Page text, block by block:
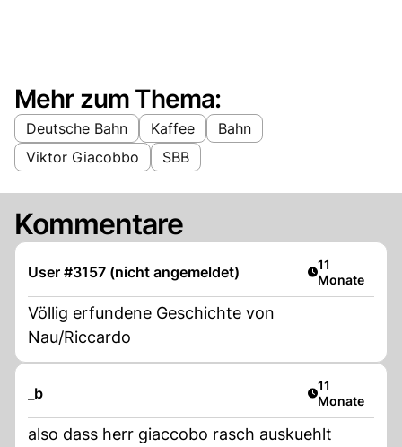
Mehr zum Thema:
Deutsche Bahn Kaffee
Bahn
Viktor Giacobbo
SBB
Kommentare
User #3157 (nicht angemeldet) Artikel
11
Monate
Völlig erfundene Geschichte von
Nau/Riccardo
_b Artikel
11
Monate
also dass herr giaccobo rasch auskuehlt